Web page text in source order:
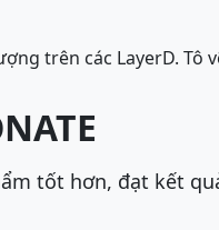
trên các LayerD. Tô
tốt hơn, đạt kết